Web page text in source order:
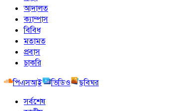
আদালত
ক্যাম্পাস
বিবিধ
মতামত
প্রবাস
চাকরি
পিএসআই
ভিডিও
ছবিঘর
সর্বশেষ